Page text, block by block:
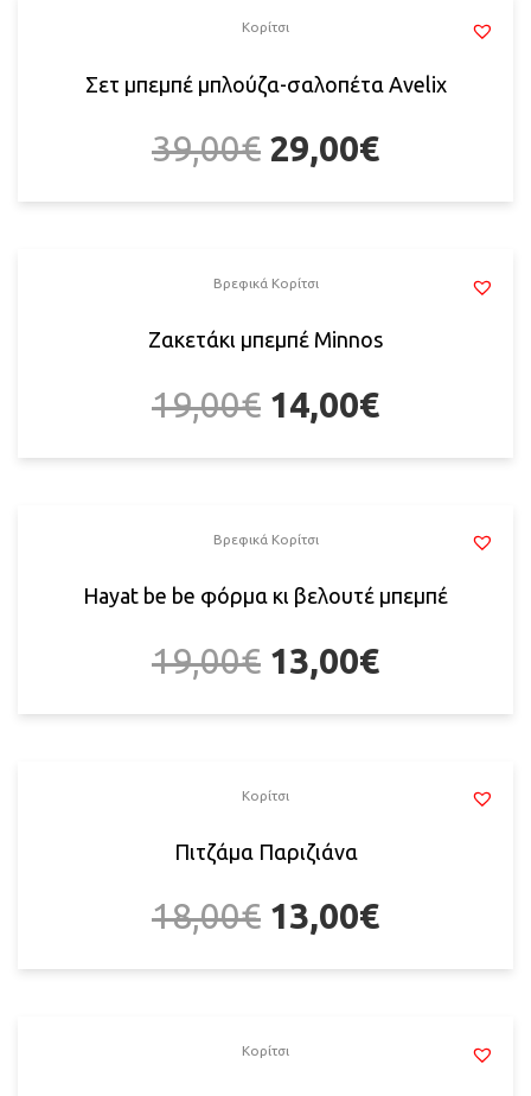
Κορίτσι
Σετ μπεμπέ μπλούζα-σαλοπέτα Αvelix
39,00€ 29,00€
Βρεφικά Κορίτσι
Ζακετάκι μπεμπέ Μinnos
19,00€ 14,00€
Βρεφικά Κορίτσι
Hayat be be φόρμα κι βελουτέ μπεμπέ
19,00€ 13,00€
Κορίτσι
Πιτζάμα Παριζιάνα
18,00€ 13,00€
Κορίτσι